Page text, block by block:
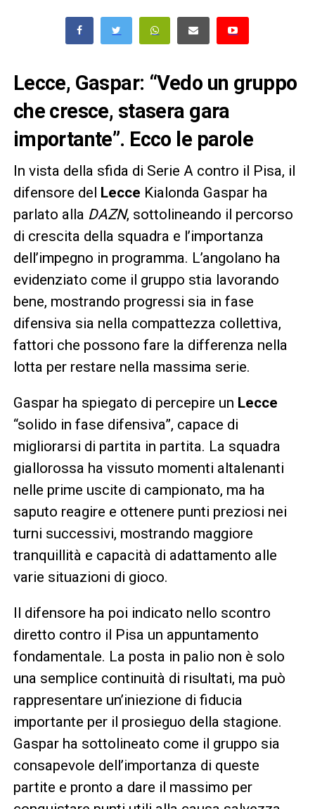
Lecce, Gaspar: “Vedo un gruppo
che cresce, stasera gara
importante”. Ecco le parole
In vista della sfida di Serie A contro il Pisa, il
difensore del Lecce Kialonda Gaspar ha
parlato alla DAZN, sottolineando il percorso
di crescita della squadra e l’importanza
dell’impegno in programma. L’angolano ha
evidenziato come il gruppo stia lavorando
bene, mostrando progressi sia in fase
difensiva sia nella compattezza collettiva,
fattori che possono fare la differenza nella
lotta per restare nella massima serie.
Gaspar ha spiegato di percepire un Lecce
“solido in fase difensiva”, capace di
migliorarsi di partita in partita. La squadra
giallorossa ha vissuto momenti altalenanti
nelle prime uscite di campionato, ma ha
saputo reagire e ottenere punti preziosi nei
turni successivi, mostrando maggiore
tranquillità e capacità di adattamento alle
varie situazioni di gioco.
Il difensore ha poi indicato nello scontro
diretto contro il Pisa un appuntamento
fondamentale. La posta in palio non è solo
una semplice continuità di risultati, ma può
rappresentare un’iniezione di fiducia
importante per il prosieguo della stagione.
Gaspar ha sottolineato come il gruppo sia
consapevole dell’importanza di queste
partite e pronto a dare il massimo per